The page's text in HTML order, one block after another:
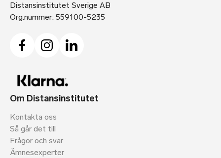
Distansinstitutet Sverige AB
Org.nummer: 559100-5235
Om Distansinstitutet
Kontakta oss
Så går det till
Frågor och svar
Ämnesexperter